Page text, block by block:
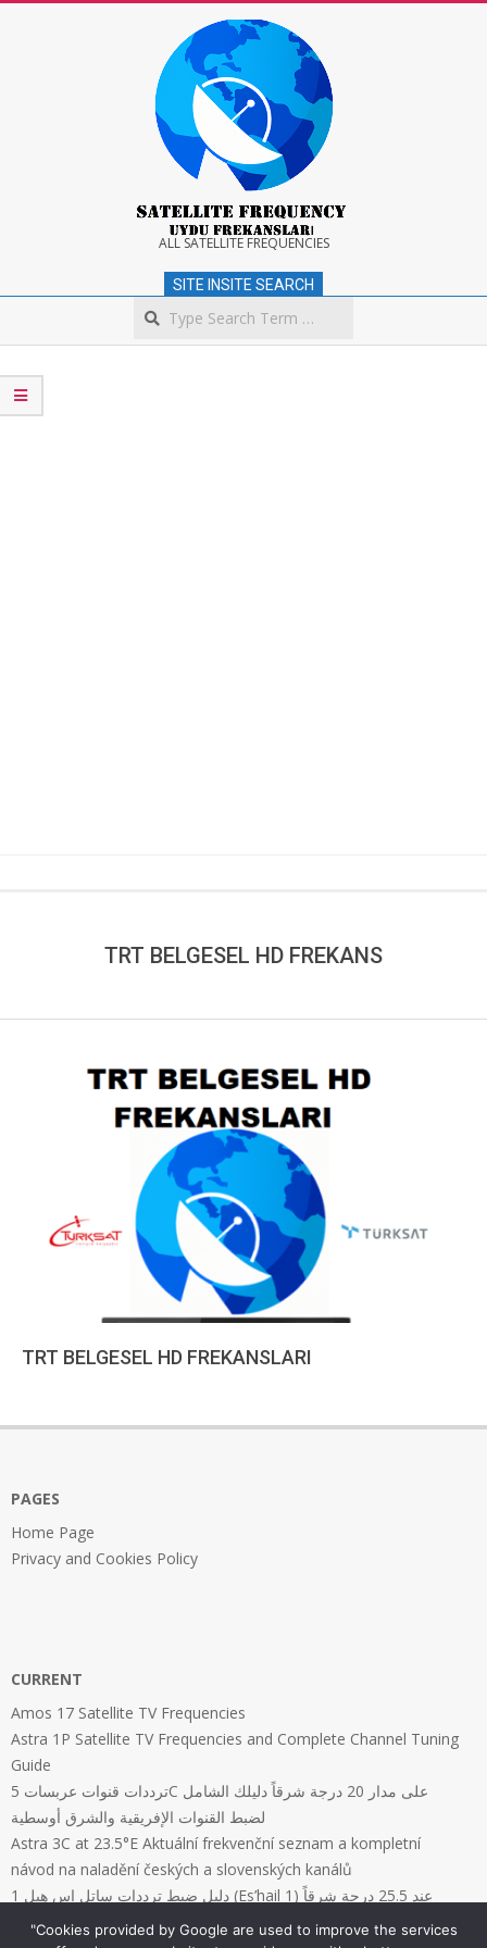
Satellite
Frequency
ALL SATELLITE FREQUENCIES
SITE INSITE SEARCH
Navigation
Menu
TRT BELGESEL HD FREKANS
TRT BELGESEL HD FREKANSLARI
10
PAGES
Home Page
Privacy and Cookies Policy
CURRENT
Amos 17 Satellite TV Frequencies
Astra 1P Satellite TV Frequencies and Complete Channel Tuning
Guide
ترددات قنوات عربسات 5C على مدار 20 درجة شرقاً دليلك الشامل
لضبط القنوات الإفريقية والشرق أوسطية
Astra 3C at 23.5°E Aktuální frekvenční seznam a kompletní
návod na naladění českých a slovenských kanálů
دليل ضبط ترددات ساتل إس هيل 1 (Es’hail 1) عند 25.5 درجة شرقاً
"Cookies provided by Google are used to improve the services